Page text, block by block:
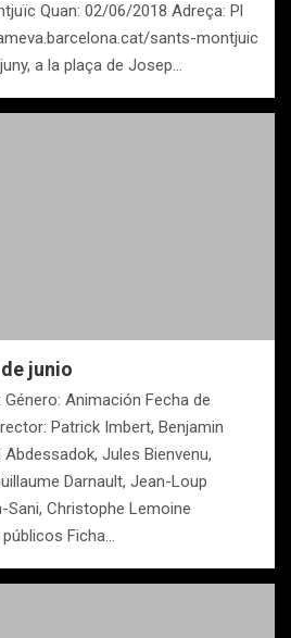
Quan: 02/06/2018 Adreça: Pl
sants-montjuic
a la plaça de Josep…
junio
Animación Fecha de
Patrick Imbert, Benjamin
Jules Bienvenu,
Darnault, Jean-Loup
Christophe Lemoine
Ficha…